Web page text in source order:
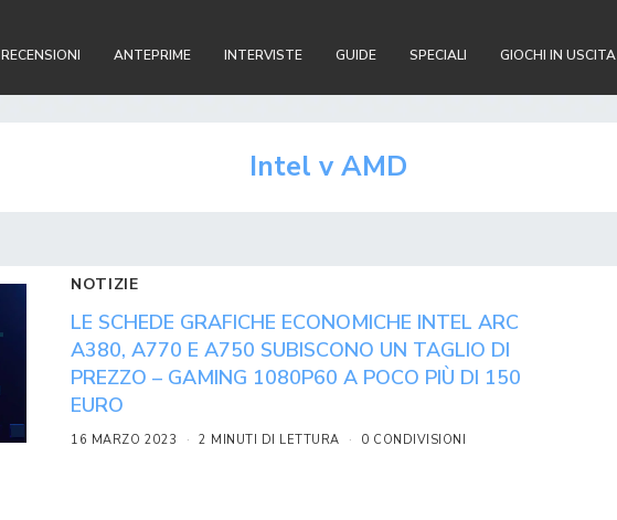
RECENSIONI ANTEPRIME INTERVISTE GUIDE SPECIALI GIOCHI IN USCITA
Intel v AMD
NOTIZIE
LE SCHEDE GRAFICHE ECONOMICHE INTEL ARC
A380, A770 E A750 SUBISCONO UN TAGLIO DI
PREZZO – GAMING 1080P60 A POCO PIÙ DI 150
EURO
16 MARZO 2023 2 MINUTI DI LETTURA 0 CONDIVISIONI